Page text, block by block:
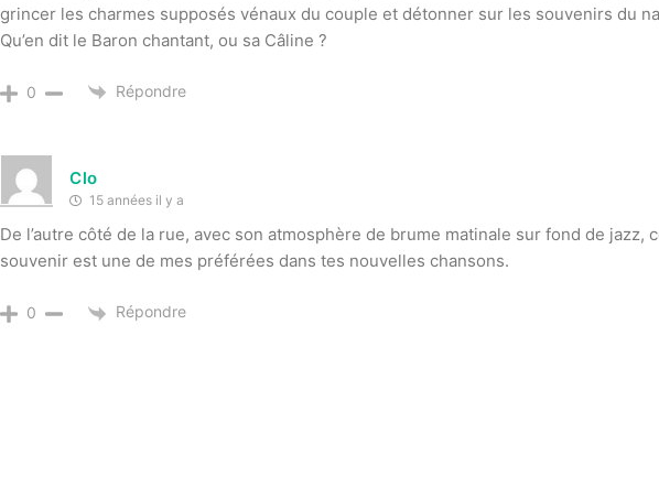
grincer les charmes supposés vénaux du couple et détonner sur les souvenirs du
Qu’en dit le Baron chantant, ou sa Câline ?
0 Répondre
Clo
15 années il y a
De l’autre côté de la rue, avec son atmosphère de brume matinale sur fond de jazz,
souvenir est une de mes préférées dans tes nouvelles chansons.
0 Répondre